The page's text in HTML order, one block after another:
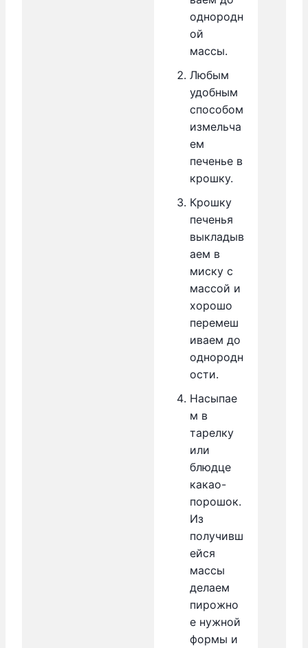
однородн
ой
массы.
Любым
удобным
способом
измельча
ем
печенье в
крошку.
Крошку
печенья
выкладыв
аем в
миску с
массой и
хорошо
перемеш
иваем до
однородн
ости.
Насыпае
м в
тарелку
или
блюдце
какао-
порошок.
Из
получивш
ейся
массы
делаем
пирожно
е нужной
формы и